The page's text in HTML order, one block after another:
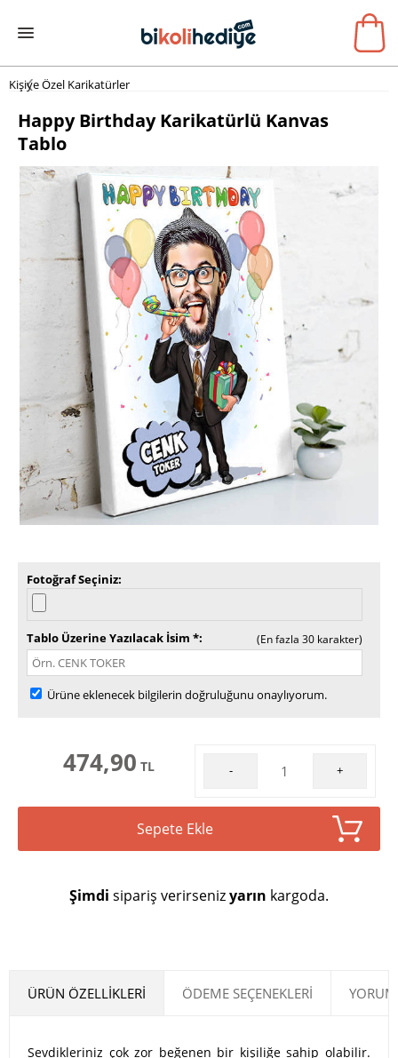
Kişiye Özel Karikatürler
Happy Birthday Karikatürlü Kanvas
Tablo
Fotoğraf Seçiniz
Tablo Üzerine Yazılacak İsim * (En fazla 30 karakter)
Ürüne eklenecek bilgilerin doğruluğunu onaylıyorum.
474,90 TL - +
Sepete Ekle
Şimdi sipariş verirsenizyarın kargoda.
ÜRÜN ÖZELLIKLERI ÖDEME SEÇENEKLERI
Sevdikleriniz çok zor beğenen bir kişiliğe sahip olabilir.